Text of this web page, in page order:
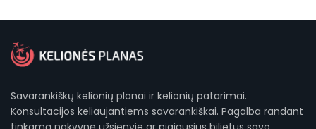
Savarankiškų kelionių planai ir kelionių patarimai.
Konsultacijos keliaujantiems savarankiškai. Pagalba randant